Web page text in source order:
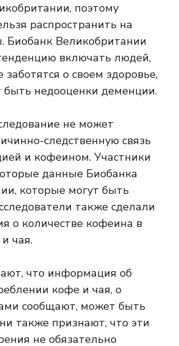
поэтому
распространить на
Биобанк Великобритании
включать людей,
о своем здоровье,
быть недооценки деменции.
не может
следственную связь
и кофеином. Участники
данные Биобанка
которые могут быть
также сделали
о количестве кофеина в
чая.
что информация об
кофе и чая, о
сообщают, может быть
также признают, что эти
не обязательно